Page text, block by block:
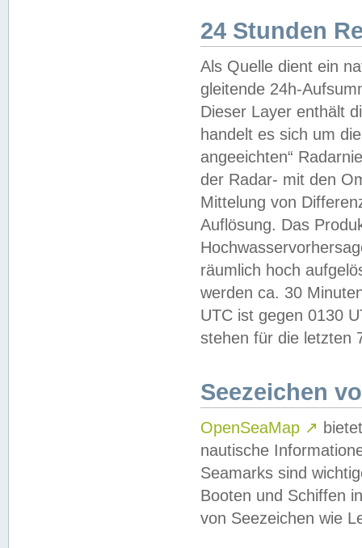
24 Stunden
Als Quelle dient ein
gleitende 24h-
Dieser Layer enthält
handelt es sich um
angeeichten“
der Radar- mit den
Mittelung von
Auflösung. Das
räumlich hoch
werden ca. 30
UTC ist gegen 0130
stehen für die letzten
Seezeichen
OpenSeaMap ↗
nautische
Seamarks sind
Booten und Schiffen
von Seezeichen wie